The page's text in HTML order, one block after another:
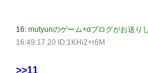
16: mutyunのゲーム+αブログがお送りし
16:49:17.20 ID:1KHi2+r6M
>>11